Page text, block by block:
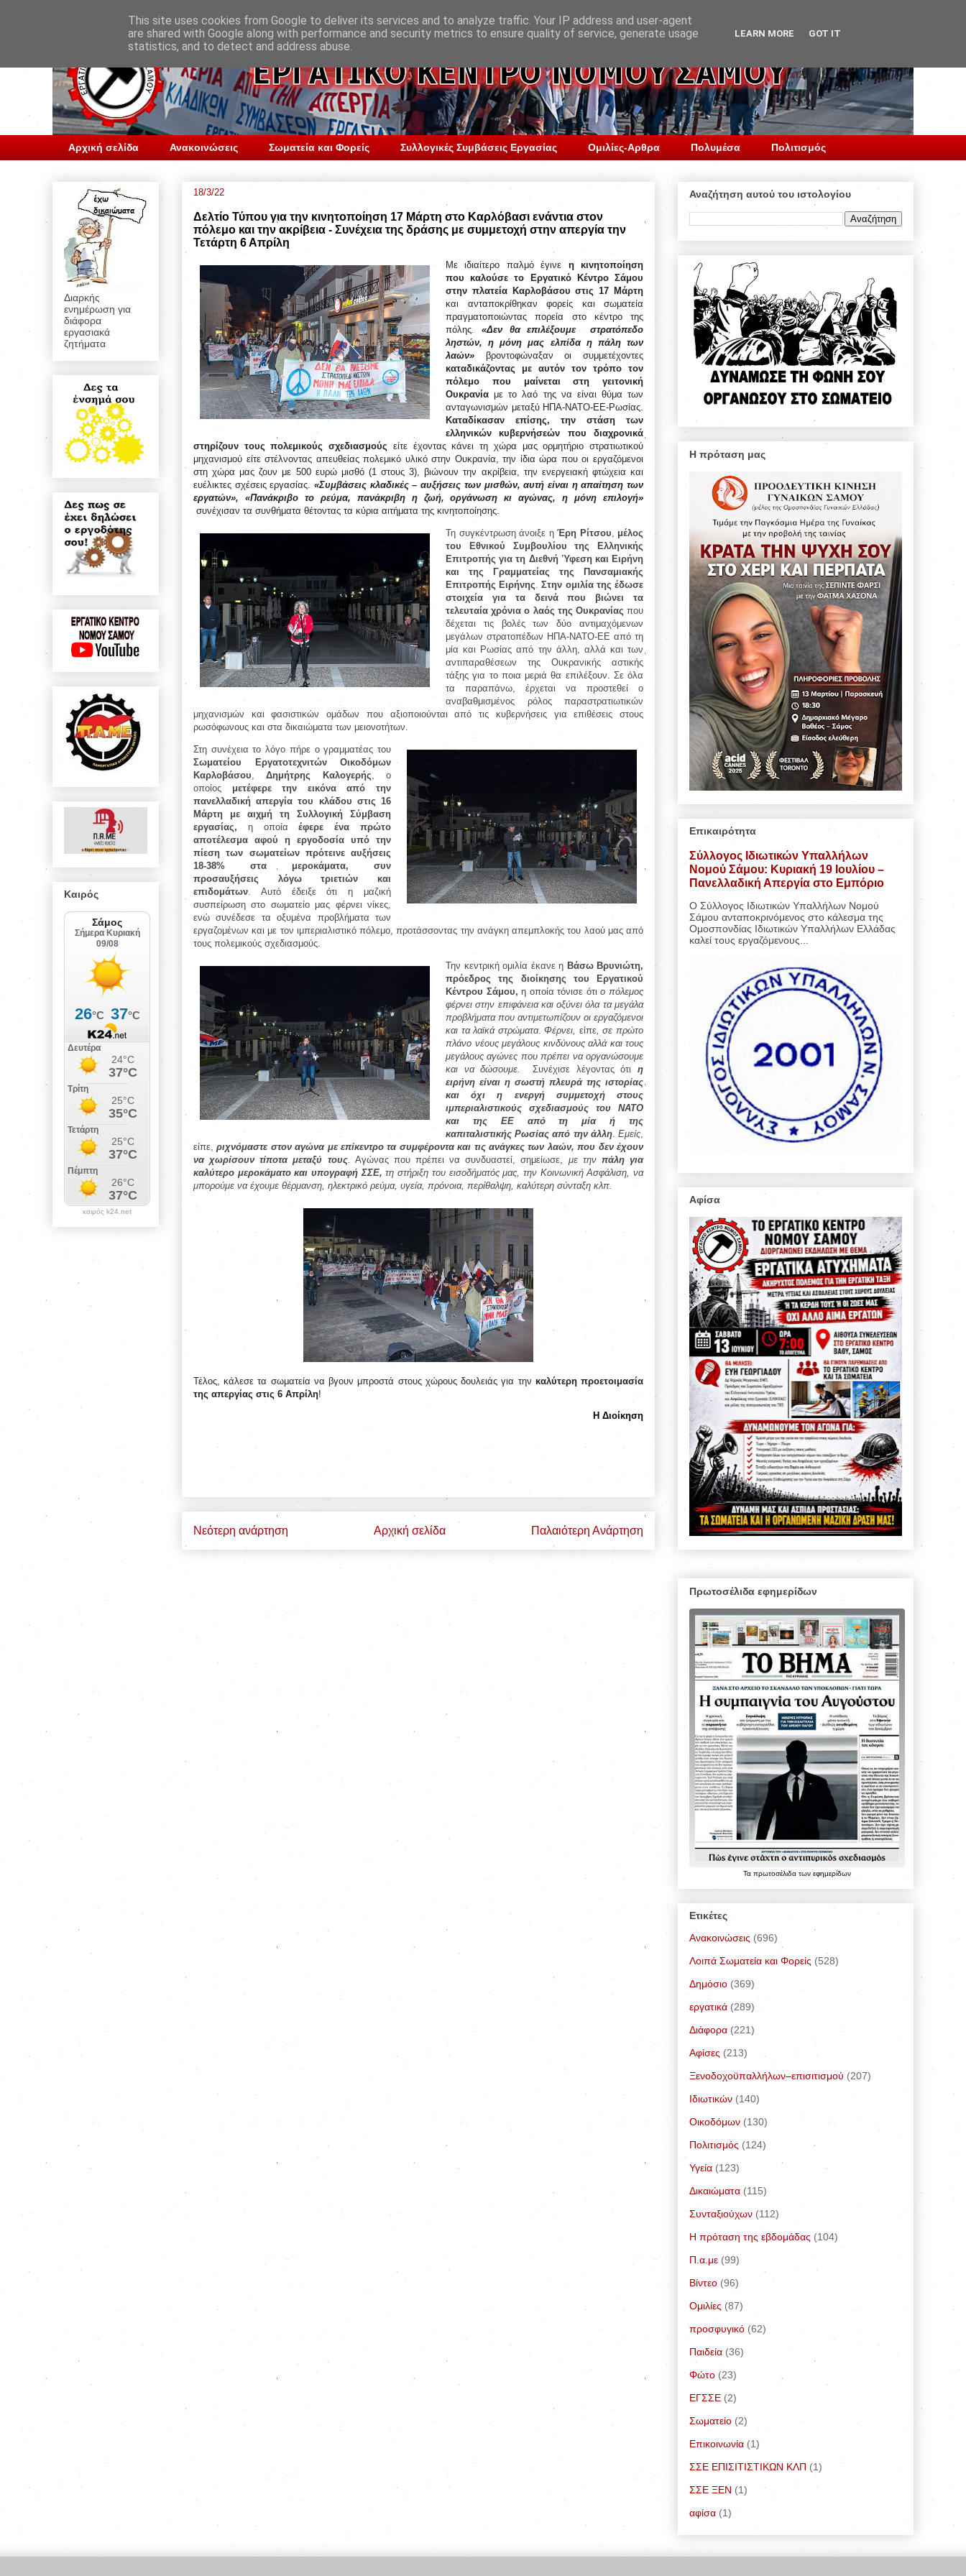
Αρχική σελίδα Ανακοινώσεις Σωματεία και Φορείς Συλλογικές Συμβάσεις Εργασίας Ομιλίες-Αρθρα Πολυμέσα Πολιτισμός
18/3/22
Δελτίο Τύπου για την κινητοποίηση 17 Μάρτη στο Καρλόβασι ενάντια στον
πόλεμο και την ακρίβεια - Συνέχεια της δράσης με συμμετοχή στην απεργία την
Τετάρτη 6 Απρίλη
Με ιδιαίτερο παλμό έγινε η κινητοποίηση
που καλούσε το Εργατικό Κέντρο Σάμου
στην πλατεία Καρλοβάσου στις 17 Μάρτη
και ανταποκρίθηκαν φορείς και σωματεία
πραγματοποιώντας πορεία στο κέντρο της
πόλης
«Δεν θα επιλέξουμε στρατόπεδο
ληστών, η μόνη μας ελπίδα η πάλη των
λαών»
βροντοφώναξαν οι συμμετέχοντες
καταδικάζοντας με αυτόν τον τρόπο τον
πόλεμο που μαίνεται στη γειτονική
Ουκρανία με το λαό της να είναι θύμα των
ανταγωνισμών μεταξύ ΗΠΑ-ΝΑΤΟ-ΕΕ-Ρωσίας.
Καταδίκασαν επίσης, την στάση των
ελληνικών κυβερνήσεών που διαχρονικά
στηρίζουν τους πολεμικούς σχεδιασμούς είτε έχοντας κάνει τη χώρα μας ορμητήριο στρατιωτικού
μηχανισμού είτε στέλνοντας απευθείας πολεμικό υλικό στην Ουκρανία, την ίδια ώρα που οι εργαζόμενοι
στη χώρα μας ζουν με 500 ευρώ μισθό (1 στους 3), βιώνουν την ακρίβεια, την ενεργειακή φτώχεια και
ευέλικτες σχέσεις εργασίας.
«Συμβάσεις κλαδικές – αυξήσεις των μισθών, αυτή είναι η απαίτηση των
εργατών»,
«Πανάκριβο το ρεύμα, πανάκριβη η ζωή, οργάνωση κι αγώνας, η μόνη επιλογή»
συνέχισαν τα συνθήματα θέτοντας τα κύρια αιτήματα της κινητοποίησης.
Τη συγκέντρωση άνοιξε η Έρη Ρίτσου
μέλος
του Εθνικού Συμβουλίου της Ελληνικής
Επιτροπής για τη Διεθνή Ύφεση και Ειρήνη
και της Γραμματείας της Πανσαμιακής
Επιτροπής Ειρήνης .Στην ομιλία της έδωσε
στοιχεία για τα δεινά που βιώνει τα
τελευταία χρόνια ο λαός της Ουκρανίας που
δέχεται τις βολές των δύο αντιμαχόμενων
μεγάλων στρατοπέδων ΗΠΑ-ΝΑΤΟ-ΕΕ από τη
μία και Ρωσίας από την άλλη, αλλά και των
αντιπαραθέσεων της Ουκρανικής αστικής
τάξης για το ποια μεριά θα επιλέξουν. Σε όλα
τα παραπάνω, έρχεται να προστεθεί ο
αναβαθμισμένος ρόλος παραστρατιωτικών
μηχανισμών και φασιστικών ομάδων που αξιοποιούνται από τις κυβερνήσεις για επιθέσεις στους
ρωσόφωνους και στα δικαιώματα των μειονοτήτων.
Στη συνέχεια το λόγο πήρε ο γραμματέας του
Σωματείου Εργατοτεχνιτών Οικοδόμων
Καρλοβάσου ,Δημήτρης Καλογερής , ο
οποίος μετέφερε την εικόνα από την
πανελλαδική απεργία του κλάδου στις 16
Μάρτη με αιχμή τη Συλλογική Σύμβαση
εργασίας, η οποίαέφερε ένα πρώτο
αποτέλεσμα αφού η εργοδοσία υπό την
πίεση των σωματείων πρότεινε αυξήσεις
18-38% στα μεροκάματα, συν
προσαυξήσεις λόγω τριετιών και
επιδομάτων . Αυτό έδειξε ότι η μαζική
συσπείρωση στο σωματείο μας φέρνει νίκες,
ενώ συνέδεσε τα οξυμένα προβλήματα των
εργαζομένων και με τον ιμπεριαλιστικό πόλεμο, προτάσσοντας την ανάγκη απεμπλοκής του λαού μας από
τους πολεμικούς σχεδιασμούς.
Την κεντρική ομιλία έκανε η Βάσω Βρυνιώτη,
πρόεδρος της διοίκησης του Εργατικού
Κέντρου Σάμου, η οποία τόνισε ότιο πόλεμος
φέρνει στην επιφάνεια και οξύνει όλα τα μεγάλα
προβλήματα που αντιμετωπίζουν οι εργαζόμενοι
και τα λαϊκά στρώματα.Φέρνει, είπε, σε πρώτο
πλάνο νέους μεγάλους κινδύνους αλλά και τους
μεγάλους αγώνες που πρέπει να οργανώσουμε
και να δώσουμε.Συνέχισε λέγοντας ότιη
ειρήνη είναι η σωστή πλευρά της ιστορίας
και όχι η ενεργή συμμετοχή στους
ιμπεριαλιστικούς σχεδιασμούς του ΝΑΤΟ
και της ΕΕ από τη μία ή της
καπιταλιστικής Ρωσίας από την άλλη.Εμείς
είπε,ριχνόμαστε στον αγώνα με επίκεντρο τα συμφέροντα και τις ανάγκες των λαών, που δεν έχουν
να χωρίσουν τίποτα μεταξύ τους. Αγώνας που πρέπει να συνδυαστεί, σημείωσε, με την πάλη για
καλύτερο μεροκάματο και υπογραφή ΣΣΕ, τη στήριξη του εισοδήματός μας, την Κοινωνική Ασφάλιση, να
μπορούμε να έχουμε θέρμανση, ηλεκτρικό ρεύμα, υγεία, πρόνοια, περίθαλψη, καλύτερη σύνταξη κλπ.
Τέλος, κάλεσε τα σωματεία να βγουν μπροστά στους χώρους δουλειάς για την καλύτερη προετοιμασία
της απεργίας στις 6 Απρίλη!
Η Διοίκηση
Νεότερη ανάρτηση Παλαιότερη Ανάρτηση
Αρχική σελίδα
Διαρκής
ενημέρωση για
διάφορα
εργασιακά
ζητήματα
Καιρός
καιρός k24.net
Αναζήτηση αυτού του ιστολογίου
Η πρόταση μας
Επικαιρότητα
Σύλλογος Ιδιωτικών Υπαλλήλων
Νομού Σάμου: Κυριακή 19 Ιουλίου –
Πανελλαδική Απεργία στο Εμπόριο
Ο Σύλλογος Ιδιωτικών Υπαλλήλων Νομού
Σάμου ανταποκρινόμενος στο κάλεσμα της
Ομοσπονδίας Ιδιωτικών Υπαλλήλων Ελλάδας
καλεί τους εργαζόμενους...
Αφίσα
Πρωτοσέλιδα εφημερίδων
Τα πρωτοσέλιδα των εφημερίδων
Ετικέτες
Ανακοινώσεις (696)
Λοιπά Σωματεία και Φορείς (528)
Δημόσιο (369)
εργατικά (289)
Διάφορα (221)
Αφίσες (213)
Ξενοδοχοϋπαλλήλων–επισιτισμού (207)
Ιδιωτικών (140)
Οικοδόμων (130)
Πολιτισμός (124)
Υγεία (123)
Δικαιώματα (115)
Συνταξιούχων (112)
Η πρόταση της εβδομάδας (104)
Π.α.με (99)
Bίντεο (96)
Ομιλίες (87)
προσφυγικό (62)
Παιδεία (36)
Φώτο (23)
ΕΓΣΣΕ (2)
Σωματείο (2)
Επικοινωνία (1)
ΣΣΕ ΕΠΙΣΙΤΙΣΤΙΚΩΝ ΚΛΠ (1)
ΣΣΕ ΞΕΝ (1)
αφίσα (1)
This site uses cookies from Google to deliver its services and to analyze traffic. Your IP address and user-agent
are shared with Google along with performance and security metrics to ensure quality of service, generate usage
statistics, and to detect and address abuse.
LEARN MORE GOT IT